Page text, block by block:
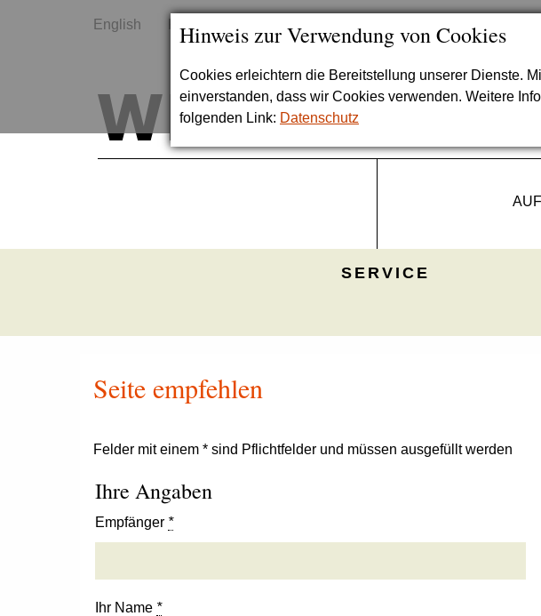
Hinweis zur Verwendung von Cookies
Cookies erleichtern die Bereitstellung unserer Dienste.
einverstanden, dass wir Cookies verwenden. Weitere
folgenden Link: Datenschutz
English
SERVICE
Seite empfehlen
Felder mit einem * sind Pflichtfelder und müssen ausgefüllt werden
Ihre Angaben
Empfänger *
Ihr Name *